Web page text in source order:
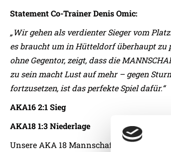
Statement Co-Trainer Denis Omic:
„Wir gehen als verdienter Sieger vom
es braucht um in Hütteldorf überhaupt zu
ohne Gegentor, zeigt, dass die
zu sein macht Lust auf mehr – gegen
fortzusetzen, ist das perfekte Spiel dafür.“
AKA16 2:1 Sieg
AKA18 1:3 Niederlage
Unsere AKA 18 Mannschaft zeigte eine